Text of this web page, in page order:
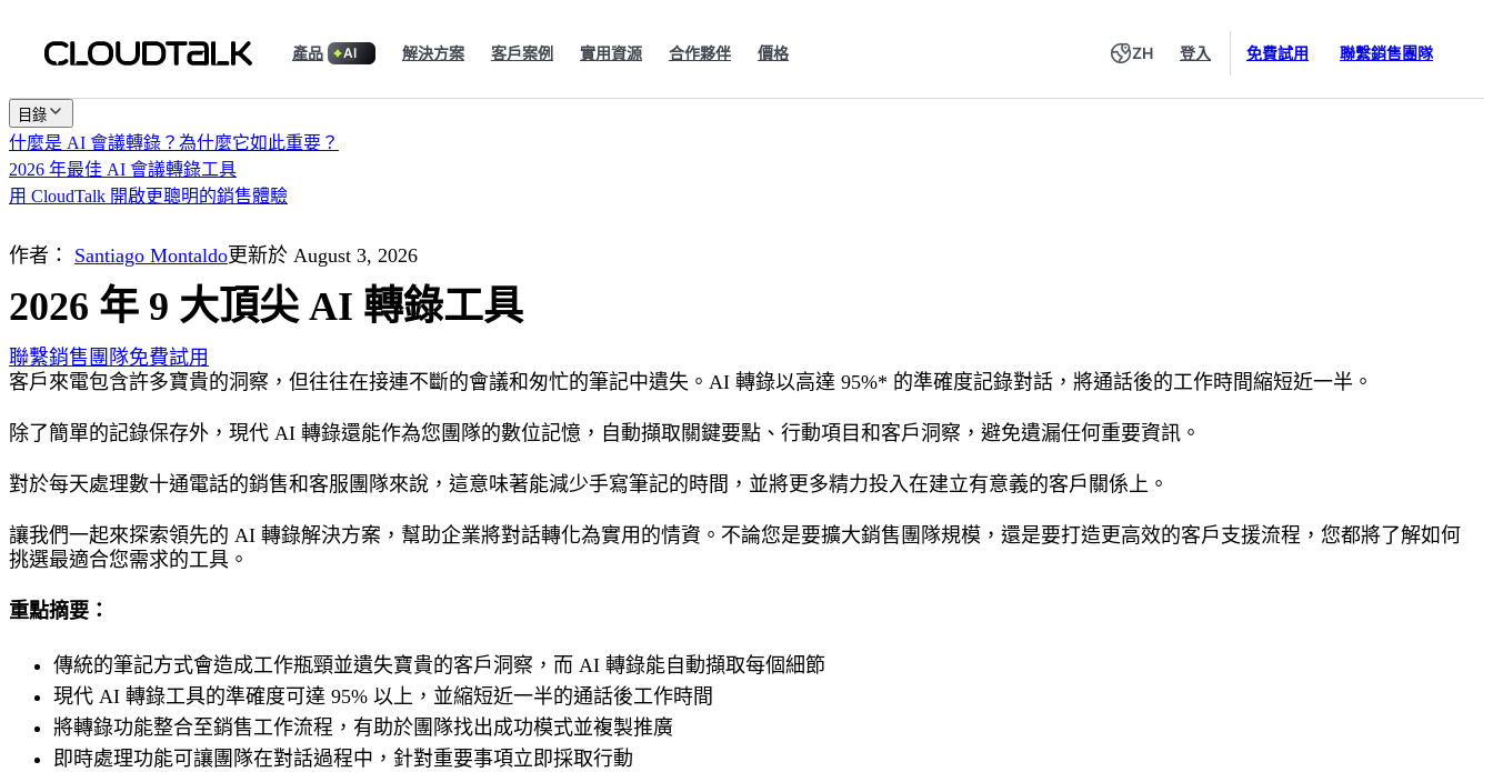
產品 AI 解決方案 客戶案例 實用資源 合作夥伴 價格 ZH 登入 免費試用 聯繫銷售團隊
目錄
什麼是 AI 會議轉錄？為什麼它如此重要？
2026 年最佳 AI 會議轉錄工具
用 CloudTalk 開啟更聰明的銷售體驗
作者： Santiago Montaldo更新於 August 3, 2026
2026 年 9 大頂尖 AI 轉錄工具
聯繫銷售團隊免費試用
客戶來電包含許多寶貴的洞察，但往往在接連不斷的會議和匆忙的筆記中遺失。AI 轉錄以高達 95%* 的準確度記錄對話，將通話後的工作時間縮短近一半。
除了簡單的記錄保存外，現代 AI 轉錄還能作為您團隊的數位記憶，自動擷取關鍵要點、行動項目和客戶洞察，避免遺漏任何重要資訊。
對於每天處理數十通電話的銷售和客服團隊來說，這意味著能減少手寫筆記的時間，並將更多精力投入在建立有意義的客戶關係上。
讓我們一起來探索領先的 AI 轉錄解決方案，幫助企業將對話轉化為實用的情資。不論您是要擴大銷售團隊規模，還是要打造更高效的客戶支援流程，您都將了解如何
挑選最適合您需求的工具。
重點摘要：
傳統的筆記方式會造成工作瓶頸並遺失寶貴的客戶洞察，而 AI 轉錄能自動擷取每個細節
現代 AI 轉錄工具的準確度可達 95% 以上，並縮短近一半的通話後工作時間
將轉錄功能整合至銷售工作流程，有助於團隊找出成功模式並複製推廣
即時處理功能可讓團隊在對話過程中，針對重要事項立即採取行動